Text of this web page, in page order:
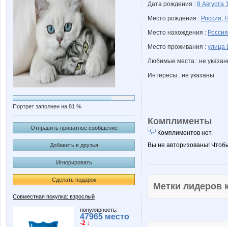
Портрет заполнен на 81 %
Отправить приватное сообщение
Добавить в друзья
Игнорировать
Сделать подарок
Совместная покупка: взрослый
популярность:
47965 место
-2 ↓
Дата рождения : 8 Августа
Место рождения : Россия,
Место нахождения : Россия
Место проживания : улица
Любимые места : не
Интересы : не указаны
Комплименты
Комплиментов нет.
Вы не авторизованы!
Метки